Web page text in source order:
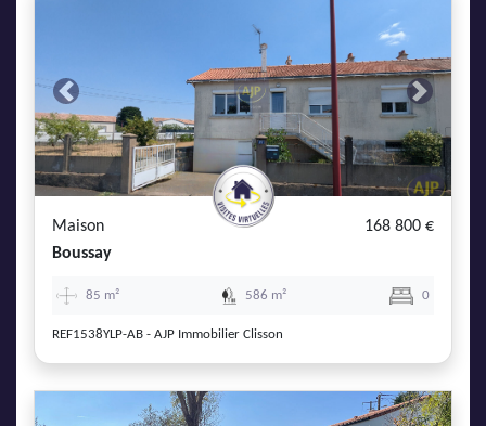
Previous Next
Maison
168 800 €
Boussay
85 m² 586 m² 0
REF1538YLP-AB - AJP Immobilier Clisson